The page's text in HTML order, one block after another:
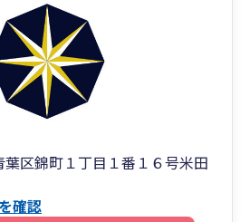
区錦町１丁目１番１６号米田
確認